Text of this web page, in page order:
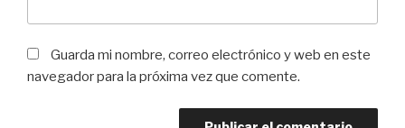
Guarda mi nombre, correo electrónico y web en este
navegador para la próxima vez que comente.